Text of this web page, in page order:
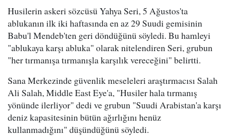
Husilerin askeri sözcüsü Yahya Seri, 5 Ağustos'ta
ablukanın ilk iki haftasında en az 29 Suudi gemisinin
Babu'l Mendeb'ten geri döndüğünü söyledi. Bu hamleyi
"ablukaya karşı abluka" olarak nitelendiren Seri, grubun
"her tırmanışa tırmanışla karşılık vereceğini" belirtti.
Sana Merkezinde güvenlik meseleleri araştırmacısı Salah
Ali Salah, Middle East Eye'a, "Husiler hala tırmanış
yönünde ilerliyor" dedi ve grubun "Suudi Arabistan'a karşı
deniz kapasitesinin bütün ağırlığını henüz
kullanmadığını" düşündüğünü söyledi.